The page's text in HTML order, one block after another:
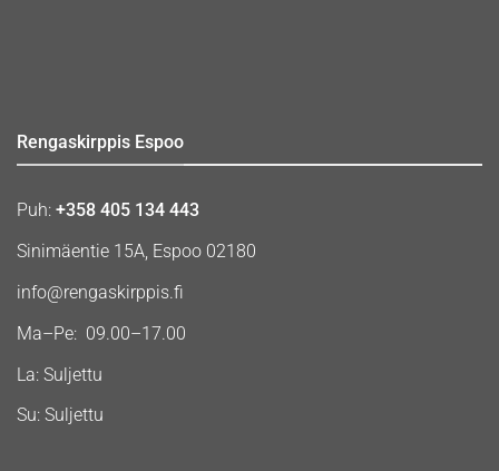
Rengaskirppis Espoo
Puh: +358 405 134 443
Sinimäentie 15A, Espoo 02180
info@rengaskirppis.fi
Ma–Pe: 09.00–17.00
La: Suljettu
Su: Suljettu